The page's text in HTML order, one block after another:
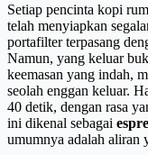
Setiap pencinta kopi
telah menyiapkan
portafilter terpasang
Namun, yang keluar
keemasan yang indah,
seolah enggan keluar.
40 detik, dengan rasa
ini dikenal sebagai
umumnya adalah aliran